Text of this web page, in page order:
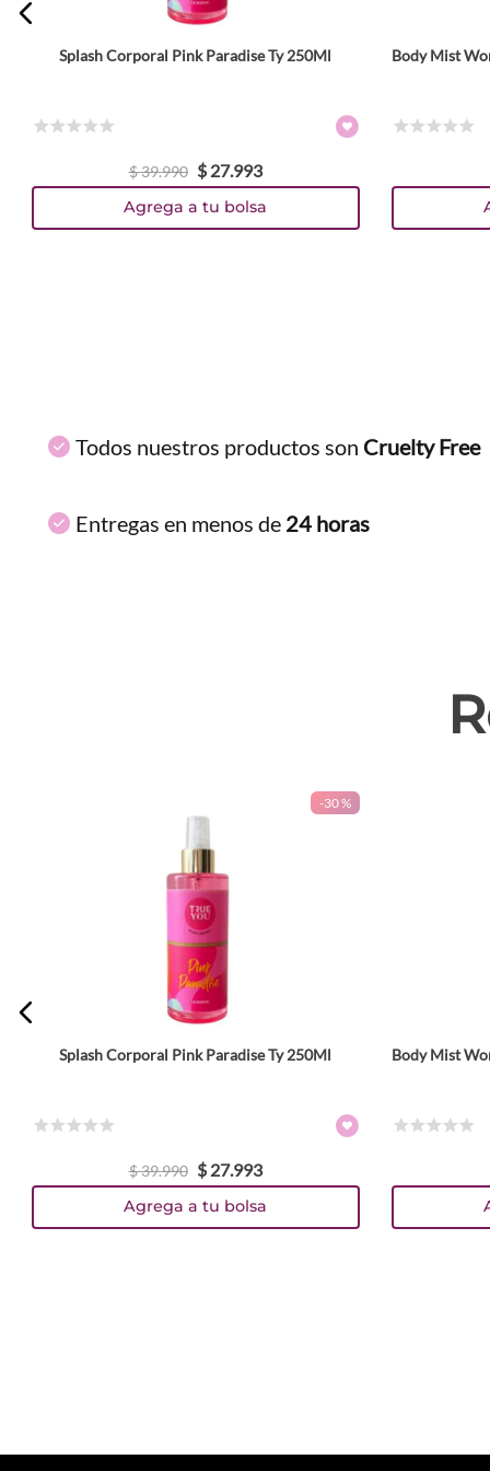
Splash Corporal Pink Paradise Ty 250Ml
$39.990 $ 27.993
Agrega a tu bolsa
Body Mist
Todos nuestros productos son Cruelty Free
Entregas en menos de 24 horas
-30 %
Splash Corporal Pink Paradise Ty 250Ml
$39.990 $ 27.993
Agrega a tu bolsa
Body Mist